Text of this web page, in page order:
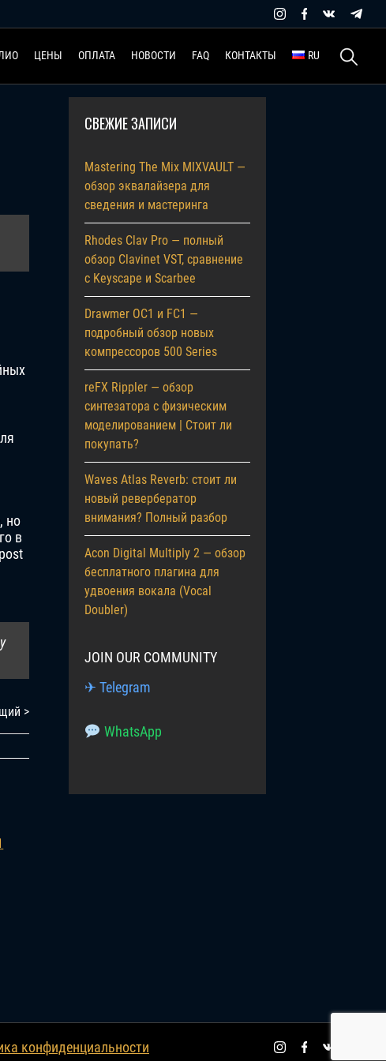
ЦЕНЫ ОПЛАТА НОВОСТИ FAQ КОНТАКТЫ RU Найти:
но
в
>
СВЕЖИЕ ЗАПИСИ
Mastering The Mix MIXVAULT —
обзор эквалайзера для
сведения и мастеринга
Rhodes Clav Pro — полный
обзор Clavinet VST, сравнение
с Keyscape и Scarbee
Drawmer OC1 и FC1 —
подробный обзор новых
компрессоров 500 Series
reFX Rippler — обзор
синтезатора с физическим
моделированием | Стоит ли
покупать?
Waves Atlas Reverb: стоит ли
новый ревербератор
внимания? Полный разбор
Acon Digital Multiply 2 — обзор
бесплатного плагина для
удвоения вокала (Vocal
Doubler)
JOIN OUR COMMUNITY
✈ Telegram
WhatsApp
конфиденциальности